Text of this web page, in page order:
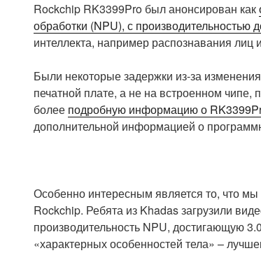
Rockchip RK3399Pro был анонсирован как
обработки (NPU), с производительностью
интеллекта, например распознавания лиц
Были некоторые задержки из-за
печатной плате, а не на встроенном
более подробную информацию о
дополнительной информацией о
Особенно интересным является то, что
Rockchip. Ребята из Khadas загрузили
производительность NPU, достигающую
«характерных особенностей тела» –